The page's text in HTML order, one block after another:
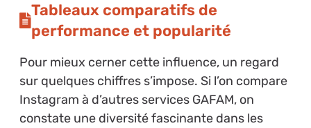
Tableaux comparatifs de
performance et popularité
Pour mieux cerner cette influence, un regard
sur quelques chiffres s’impose. Si l’on compare
Instagram à d’autres services GAFAM, on
constate une diversité fascinante dans les